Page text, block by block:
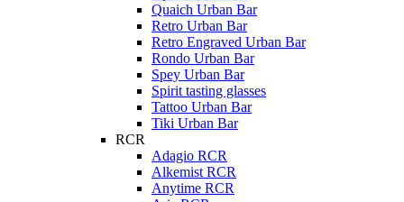
Quaich Urban Bar
Retro Urban Bar
Retro Engraved Urban Bar
Rondo Urban Bar
Spey Urban Bar
Spirit tasting glasses
Tattoo Urban Bar
Tiki Urban Bar
RCR
Adagio RCR
Alkemist RCR
Anytime RCR